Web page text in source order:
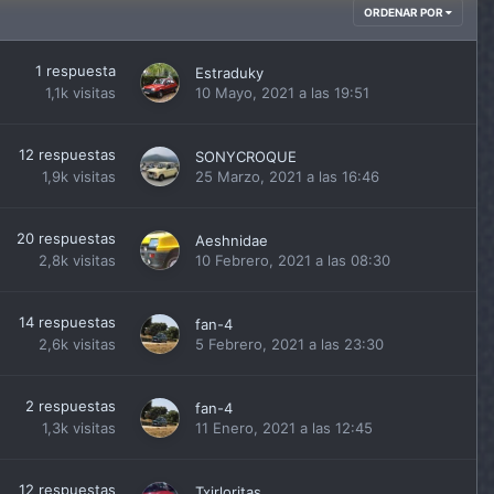
ORDENAR POR
1 respuesta
1,1k visitas
Estraduky
10 Mayo, 2021 a las 19:51
12 respuestas
1,9k visitas
SONYCROQUE
25 Marzo, 2021 a las 16:46
20 respuestas
2,8k visitas
Aeshnidae
10 Febrero, 2021 a las 08:30
14 respuestas
2,6k visitas
fan-4
5 Febrero, 2021 a las 23:30
2 respuestas
1,3k visitas
fan-4
11 Enero, 2021 a las 12:45
12 respuestas